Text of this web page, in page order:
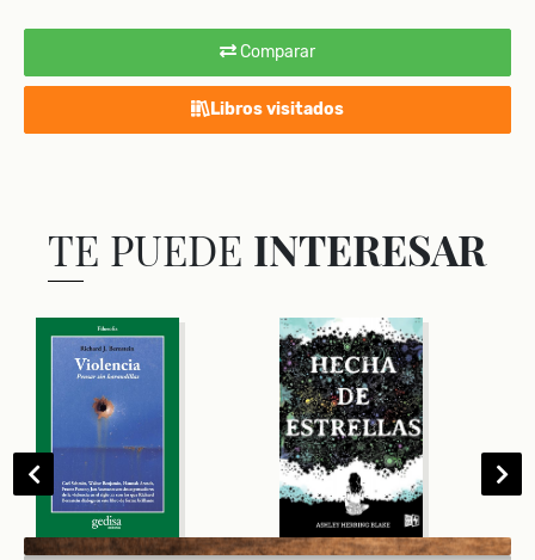
Comparar
Libros visitados
TE PUEDE INTERESAR